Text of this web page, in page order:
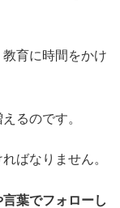
育に時間をかけ
るのです。
ばなりません。
葉でフォローし